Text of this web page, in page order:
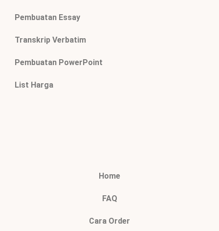
Pembuatan Essay
Transkrip Verbatim
Pembuatan PowerPoint
List Harga
Home
FAQ
Cara Order